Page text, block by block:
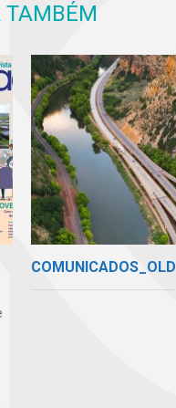
COMUNICADOS_OLD